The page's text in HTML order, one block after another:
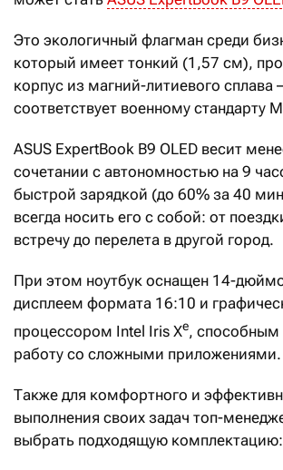
Это экологичный флагман среди
который имеет тонкий (1,57 см),
корпус из магний-литиевого сплава
соответствует военному стандарту
ASUS ExpertBook B9 OLED весит
сочетании с автономностью на 9
быстрой зарядкой (до 60% за 40
всегда носить его с собой: от
встречу до перелета в другой город.
При этом ноутбук оснащен 14-
дисплеем формата 16:10 и
процессором Intel Iris Xe, способным
работу со сложными приложениями.
Также для комфортного и
выполнения своих задач топ-
выбрать подходящую комплектацию: